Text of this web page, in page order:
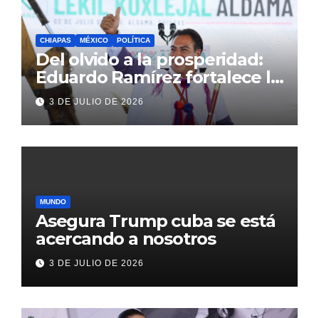
CHIAPAS MÉXICO POLÍTICA
Del olvido a la prosperidad:
Eduardo Ramírez fortalece la
transformación de Aldama
con inversión histórica
3 DE JULIO DE 2026
MUNDO
Asegura Trump cuba se está
acercando a nosotros
3 DE JULIO DE 2026